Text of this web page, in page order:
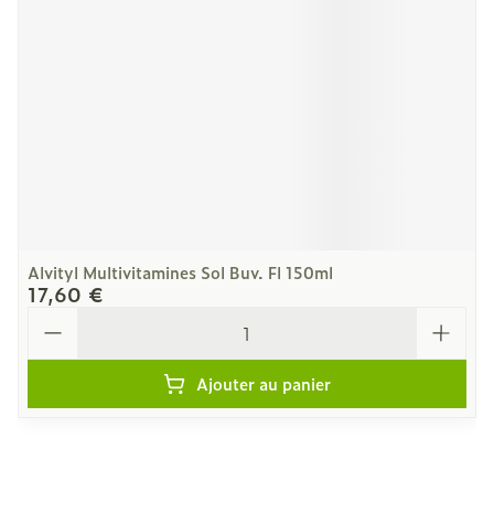
Alvityl Multivitamines Sol Buv. Fl 150ml
17,60 €
Ajouter au panier